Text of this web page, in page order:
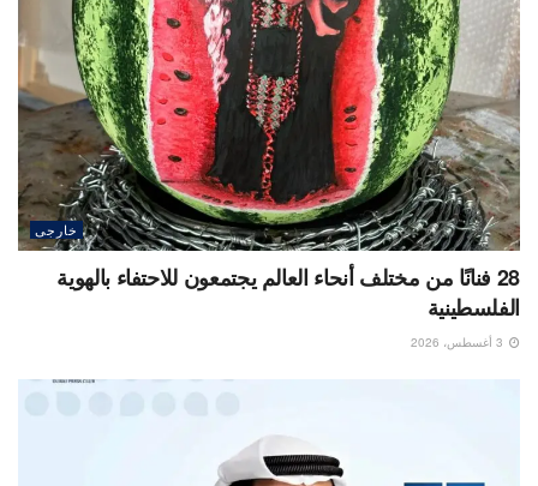
خارجى
28 فنانًا من مختلف أنحاء العالم يجتمعون للاحتفاء بالهوية
الفلسطينية